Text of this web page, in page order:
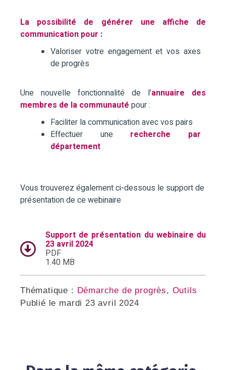
La possibilité de générer une affiche de
communication pour :
Valoriser votre engagement et vos axes
de progrès
Une nouvelle fonctionnalité de l’annuaire des
membres de la communauté pour :
Faciliter la communication avec vos pairs
Effectuer une recherche par
département
Vous trouverez également ci-dessous le support de
présentation de ce webinaire
Support de présentation du webinaire du
23 avril 2024
PDF
1.40 MB
Thématique : Démarche de progrès, Outils
Publié le mardi 23 avril 2024